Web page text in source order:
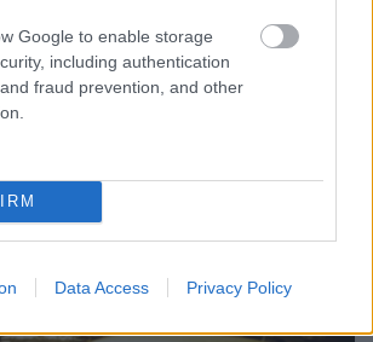
Google to enable storage
including authentication
fraud prevention, and other
Data Access Privacy Policy